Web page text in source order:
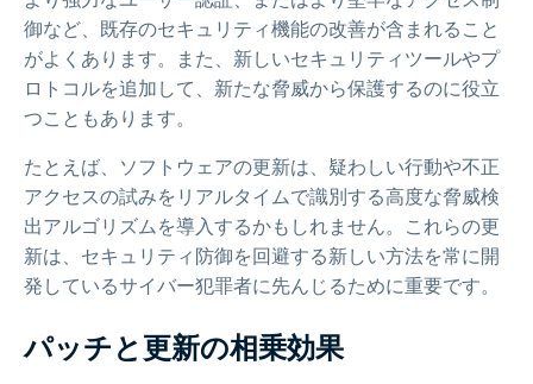
御など、既存のセキュリティ機能の改善が含まれること
がよくあります。また、新しいセキュリティツールやプ
ロトコルを追加して、新たな脅威から保護するのに役立
つこともあります。
たとえば、ソフトウェアの更新は、疑わしい行動や不正
アクセスの試みをリアルタイムで識別する高度な脅威検
出アルゴリズムを導入するかもしれません。これらの更
新は、セキュリティ防御を回避する新しい方法を常に開
発しているサイバー犯罪者に先んじるために重要です。
パッチと更新の相乗効果